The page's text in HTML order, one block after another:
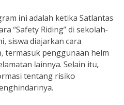
ini adalah ketika Satlantas
“Safety Riding” di sekolah-
siswa diajarkan cara
termasuk penggunaan helm
lainnya. Selain itu,
tentang risiko